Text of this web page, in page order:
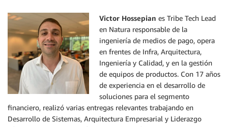
Victor Hossepian es Tribe Tech Lead
en Natura responsable de la
ingeniería de medios de pago, opera
en frentes de Infra, Arquitectura,
Ingeniería y Calidad, y en la gestión
de equipos de productos. Con 17 años
de experiencia en el desarrollo de
soluciones para el segmento
financiero, realizó varias entregas relevantes trabajando en
Desarrollo de Sistemas, Arquitectura Empresarial y Liderazgo